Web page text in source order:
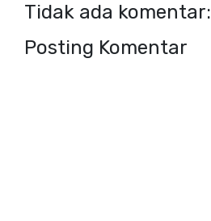
Tidak ada komentar:
Posting Komentar